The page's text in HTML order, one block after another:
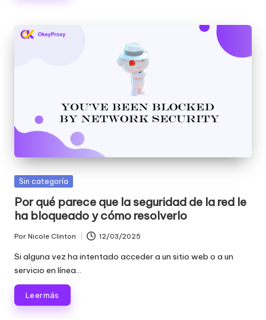
Publicada
Sin categoría
Por qué parece que la seguridad de la red le
ha bloqueado y cómo resolverlo
Publicado
por
Por Nicole Clinton 12/03/2025
Si alguna vez ha intentado acceder a un sitio web o a un
servicio en línea...
Leer más